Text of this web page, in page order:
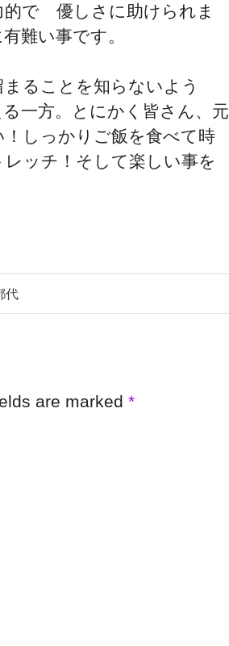
的で 優しさに助けられま
難い事です。
ることを知らないよう
一方。とにかく皆さん、元
しっかりご飯を食べて時
ッチ！そして楽しい事を
代
are marked *